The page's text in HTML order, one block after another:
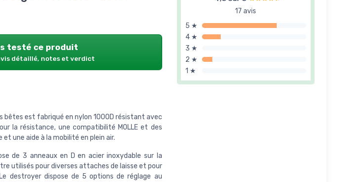
17 avis
5 ★
4 ★
3 ★
2 ★
1 ★
testé ce produit
détaillé, notes et verdict
est fabriqué en nylon 1000D résistant avec
la résistance, une compatibilité MOLLE et des
une aide à la mobilité en plein air.
de 3 anneaux en D en acier inoxydable sur la
utilisés pour diverses attaches de laisse et pour
destroyer dispose de 5 options de réglage au